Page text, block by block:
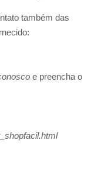
também das
e preencha o